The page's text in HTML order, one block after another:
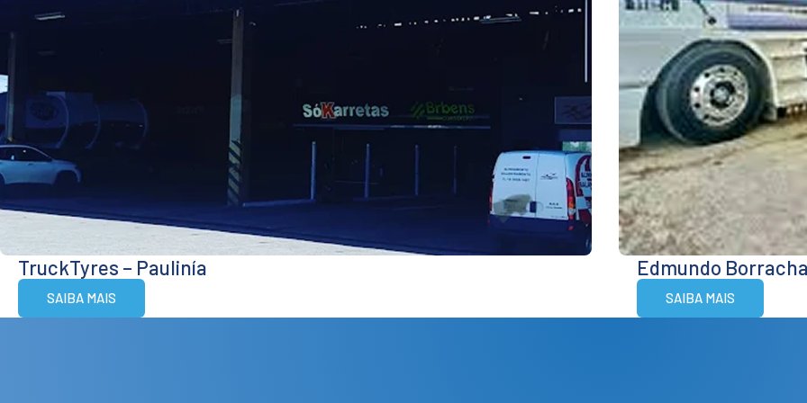
TruckTyres – Paulinía
SAIBA MAIS
Edmundo
SAIBA MAIS